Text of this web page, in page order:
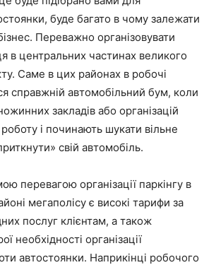
буде багато в чому залежати
Переважно організовувати
в центральних частинах великого
Саме в цих районах в робочі
справжній автомобільний бум, коли
закладів або організацій
і починають шукати вільне
свій автомобіль.
перевагою організації паркінгу в
мегаполісу є високі тарифи за
послуг клієнтам, а також
необхідності організації
автостоянки. Наприкінці робочого